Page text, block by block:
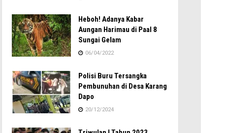
Heboh! Adanya Kabar
Aungan Harimau di Paal 8
Sungai Gelam
06/04/2022
Polisi Buru Tersangka
Pembunuhan di Desa Karang
Dapo
20/12/2024